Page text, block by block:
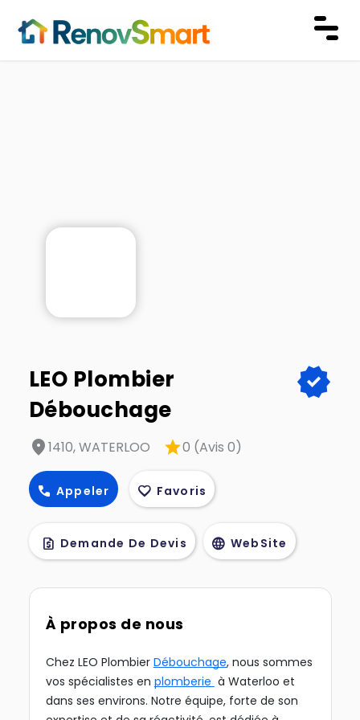
LEO Plombier
Débouchage
verified
location_on1410, WATERLOO star0 (Avis 0)
call Appeler favorite Favoris
request_quote Demande De Devis language WebSite
À propos de nous
Chez LEO Plombier Débouchage, nous sommes
vos spécialistes en plomberie à Waterloo et
dans ses environs. Notre équipe, forte de son